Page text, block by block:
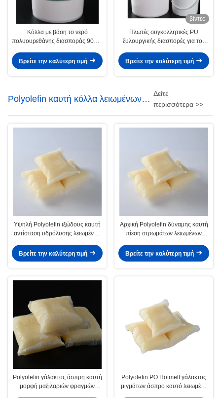
Κόλλα με βάση το νερό
πολυουρεθάνης διασποράς 9009-
Βρείτε την καλύτερη τιμή
βίντεο
Πλωτές συγκολλητικές PU
ξυλουργικής διασπορές για τον
Βρείτε την καλύτερη τιμή
Polyolefin καυτή κόλλα λειωμένων
μετάλλων
Δείτε
περισσότερα >>
Υψηλή Polyolefin ιξώδους καυτή
αντίσταση υδρόλυσης λειωμένων
το σύνθετο
Βρείτε την καλύτερη τιμή
Αρχική Polyolefin δύναμης καυτή
πίεση στρωμάτων λειωμένων
ευαίσθητη κόλλα
Βρείτε την καλύτερη τιμή
Polyolefin γάλακτος άσπρη καυτή
μορφή μαξιλαριών φραγμών
Polyolefin PO Hotmelt γάλακτος
μιγμάτων άσπρο καυτό λειωμένο